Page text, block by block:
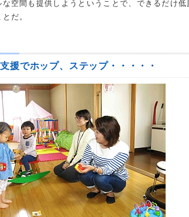
な空間も提供しようということで、できるだけ
だ。
援でホップ、ステップ・・・・・